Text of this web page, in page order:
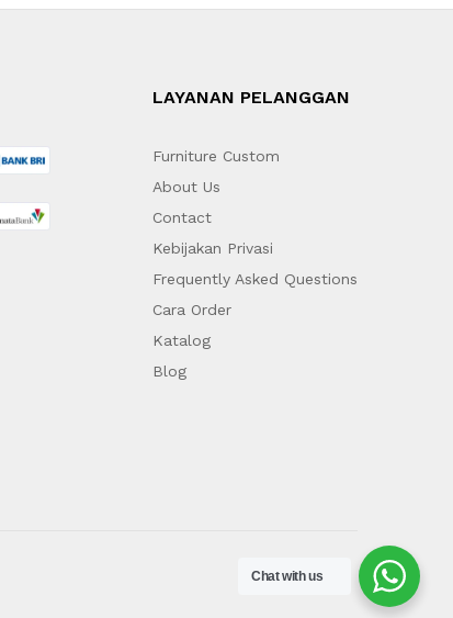
LAYANAN PELANGGAN
Furniture Custom
About Us
Contact
Kebijakan Privasi
Frequently Asked Questions
Cara Order
Katalog
Blog
Chat with us